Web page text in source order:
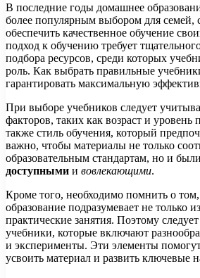
В последние годы домашнее
более популярным выбором для семей,
обеспечить качественное обучение
подход к обучению требует
подбора ресурсов, среди которых
роль. Как выбрать правильные
гарантировать максимальную
При выборе учебников следует
факторов, таких как возраст и уровень
также стиль обучения, который
важно, чтобы материалы не только
образовательным стандартам, но и
доступными и вовлекающими.
Кроме того, необходимо помнить о
образование подразумевает не только
практические занятия. Поэтому
учебники, которые включают
и эксперименты. Эти элементы
усвоить материал и развить ключевые